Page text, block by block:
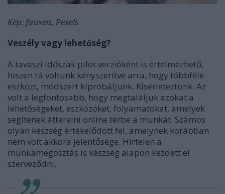
Kép: fauxels, Pexels
Veszély vagy lehetőség?
A tavaszi időszak pilot verzióként is értelmezhető,
hiszen rá voltunk kényszerítve arra, hogy többféle
eszközt, módszert kipróbáljunk. Kísérleteztünk. Az
volt a legfontosabb, hogy megtaláljuk azokat a
lehetőségeket, eszközöket, folyamatokat, amelyek
segítenek átterelni online térbe a munkát. Számos
olyan készség értékelődött fel, amelynek korábban
nem volt akkora jelentősége. Hirtelen a
munkamegosztás is készség alapon kezdett el
szerveződni.